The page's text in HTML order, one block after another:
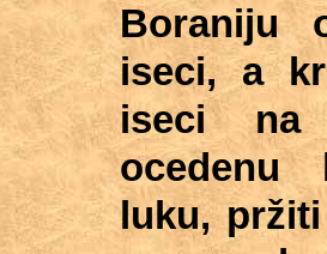
Boraniju
iseci, a
iseci na
ocedenu
luku,